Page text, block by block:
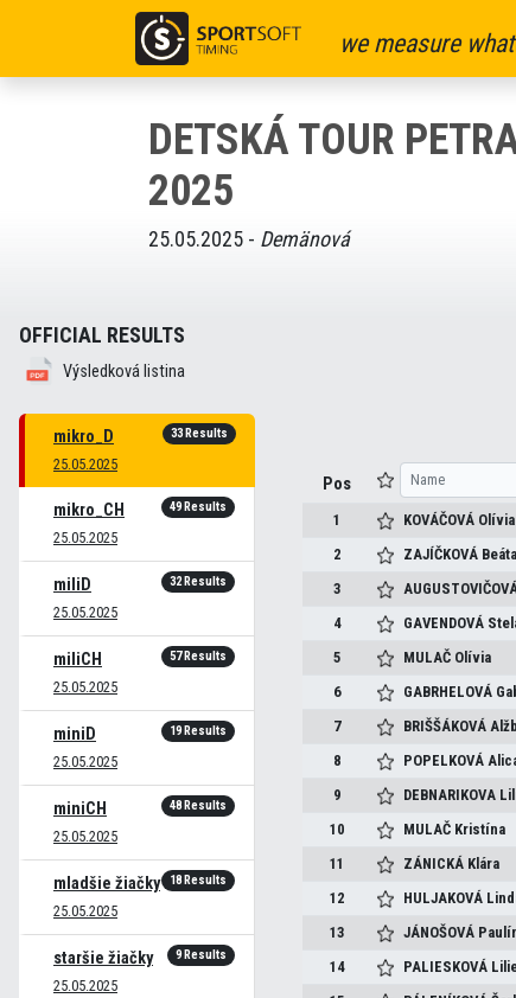
we measure
DETSKÁ TOUR
2025
25.05.2025 - Demänová
OFFICIAL RESULTS
Výsledková listina
mikro_D
25.05.2025
33 Results
mikro_CH
25.05.2025
49 Results
miliD
25.05.2025
32 Results
miliCH
25.05.2025
57 Results
miniD
25.05.2025
19 Results
miniCH
25.05.2025
48 Results
mladšie žiačky
25.05.2025
18 Results
staršie žiačky
25.05.2025
9 Results
Pos
1 KOVÁČOVÁ Olívia
2
ZAJÍČKOVÁ Beáta
3
4
GAVENDOVÁ
5
MULAČ Olívia
6
GABRHELOVÁ
7
BRIŠŠÁKOVÁ
8
POPELKOVÁ
9
DEBNARIKOVA
10
MULAČ Kristína
11
ZÁNICKÁ Klára
12
HULJAKOVÁ
13
JÁNOŠOVÁ
14
PALIESKOVÁ